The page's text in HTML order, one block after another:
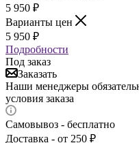
5 950 ₽
Варианты цен
5 950 ₽
Подробности
Под заказ
Заказать
Наши менеджеры
условия заказа
Самовывоз - бесплатно
Доставка - от 250 ₽